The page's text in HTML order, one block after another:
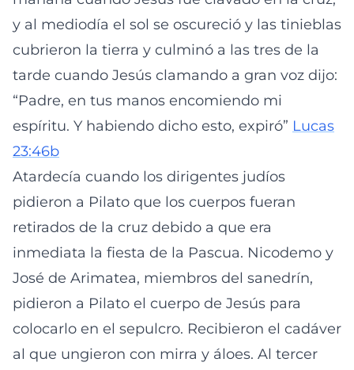
y al mediodía el sol se oscureció y las tinieblas
cubrieron la tierra y culminó a las tres de la
tarde cuando Jesús clamando a gran voz dijo:
“Padre, en tus manos encomiendo mi
espíritu. Y habiendo dicho esto, expiró” Lucas
23:46b
Atardecía cuando los dirigentes judíos
pidieron a Pilato que los cuerpos fueran
retirados de la cruz debido a que era
inmediata la fiesta de la Pascua. Nicodemo y
José de Arimatea, miembros del sanedrín,
pidieron a Pilato el cuerpo de Jesús para
colocarlo en el sepulcro. Recibieron el cadáver
al que ungieron con mirra y áloes. Al tercer